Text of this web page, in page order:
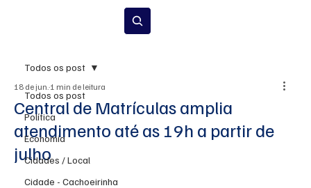
Todos os post
Política
Economia
Cidades / Local
Cidade - Cachoeirinha
Todos os post
Central de Matrículas amplia
atendimento até as 19h a partir de
julho
18 de jun. 1 min de leitura